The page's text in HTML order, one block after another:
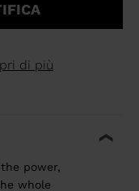
di più
power,
whole